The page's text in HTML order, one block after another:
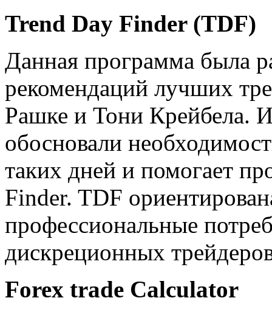
Trend Day Finder (TDF)
Данная программа была
рекомендаций лучших
Рашке и Тони Крейбела.
обосновали
таких дней и помогает
Finder. TDF
профессиональные
дискреционных
Forex trade Calculator